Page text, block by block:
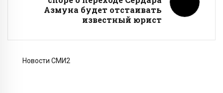
Азмуна будет отстаивать
известный юрист
Новости СМИ2